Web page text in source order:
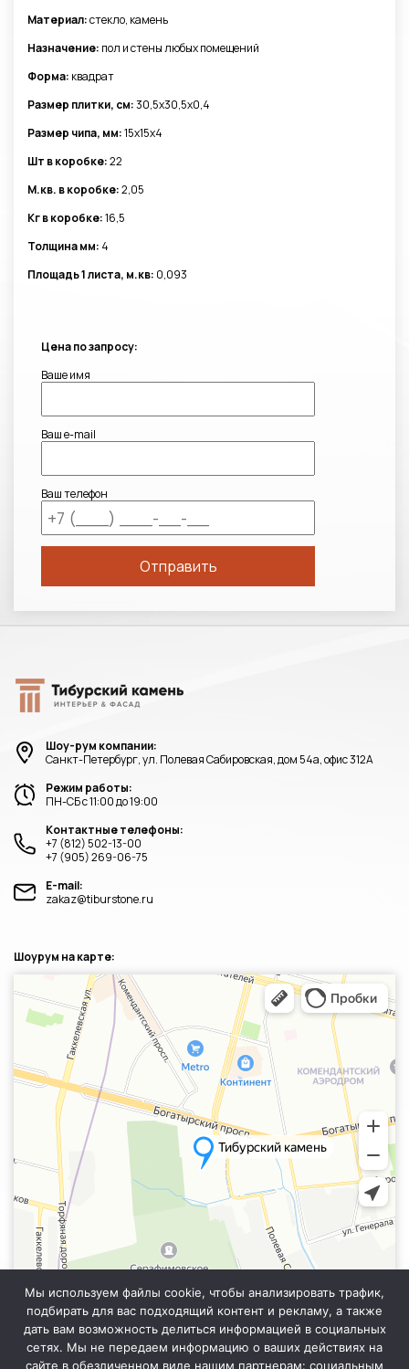
Материал:стекло, камень
Назначение: пол и стены любых помещений
Форма: квадрат
Размер плитки, см:30,5x30,5х0,4
Размер чипа, мм:15x15x4
Шт в коробке:22
М.кв. в коробке:2,05
Кг в коробке:16,5
Толщина мм: 4
Площадь 1 листа, м.кв: 0,093
Цена по запросу:
Ваше имя
Ваш e-mail
Ваш телефон
Мы используем файлы cookie, чтобы анализировать трафик,
подбирать для вас подходящий контент и рекламу, а также
дать вам возможность делиться информацией в социальных
сетях. Мы не передаем информацию о ваших действиях на
сайте в обезличенном виде нашим партнерам: социальным
Шоу-рум компании:
Санкт-Петербург, ул. Полевая Сабировская, дом 54а, офис 312А
Режим работы:
ПН-СБ с 11:00 до 19:00
Контактные телефоны:
+7 (812) 502-13-00
+7 (905) 269-06-75
E-mail:
zakaz@tiburstone.ru
Шоурум на карте:
Санкт‑Петербург
Яндекс.Карты — транспорт, навигация, поиск мест